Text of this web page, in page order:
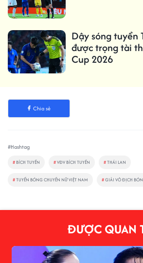
Dậy sóng tuyển
được trọng tài
Cup 2026
Chia sẻ
#Hashtag
# BÍCH TUYỀN #VĐV BÍCH TUYỀN #THÁI LAN
#TUYỂN BÓNG CHUYỀN NỮ VIỆT NAM #GIẢI VÔ ĐỊCH
ĐƯỢC QUAN